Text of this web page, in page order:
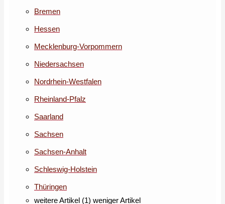
Bremen
Hessen
Mecklenburg-Vorpommern
Niedersachsen
Nordrhein-Westfalen
Rheinland-Pfalz
Saarland
Sachsen
Sachsen-Anhalt
Schleswig-Holstein
Thüringen
weitere Artikel (1) weniger Artikel